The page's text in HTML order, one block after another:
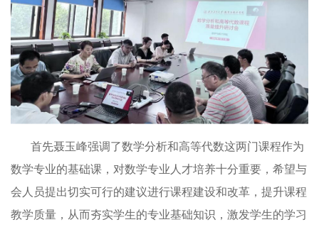
首先聂玉峰强调了数学分析和高等代数这两门课程作为
数学专业的基础课，对数学专业人才培养十分重要，希望与
会人员提出切实可行的建议进行课程建设和改革，提升课程
教学质量，从而夯实学生的专业基础知识，激发学生的学习